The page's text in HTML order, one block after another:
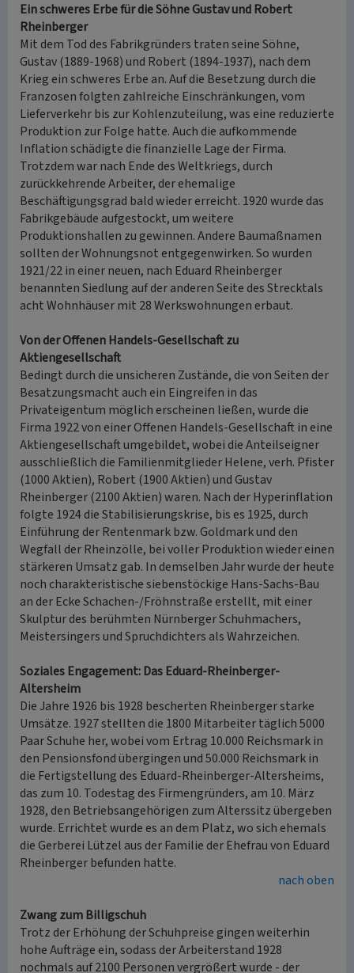
Ein schweres Erbe für die Söhne Gustav und Robert
Rheinberger
Mit dem Tod des Fabrikgründers traten seine Söhne,
Gustav (1889-1968) und Robert (1894-1937), nach dem
Krieg ein schweres Erbe an. Auf die Besetzung durch die
Franzosen folgten zahlreiche Einschränkungen, vom
Lieferverkehr bis zur Kohlenzuteilung, was eine reduzierte
Produktion zur Folge hatte. Auch die aufkommende
Inflation schädigte die finanzielle Lage der Firma.
Trotzdem war nach Ende des Weltkriegs, durch
zurückkehrende Arbeiter, der ehemalige
Beschäftigungsgrad bald wieder erreicht. 1920 wurde das
Fabrikgebäude aufgestockt, um weitere
Produktionshallen zu gewinnen. Andere Baumaßnamen
sollten der Wohnungsnot entgegenwirken. So wurden
1921/22 in einer neuen, nach Eduard Rheinberger
benannten Siedlung auf der anderen Seite des Strecktals
acht Wohnhäuser mit 28 Werkswohnungen erbaut.
Von der Offenen Handels-Gesellschaft zu
Aktiengesellschaft
Bedingt durch die unsicheren Zustände, die von Seiten der
Besatzungsmacht auch ein Eingreifen in das
Privateigentum möglich erscheinen ließen, wurde die
Firma 1922 von einer Offenen Handels-Gesellschaft in eine
Aktiengesellschaft umgebildet, wobei die Anteilseigner
ausschließlich die Familienmitglieder Helene, verh. Pfister
(1000 Aktien), Robert (1900 Aktien) und Gustav
Rheinberger (2100 Aktien) waren. Nach der Hyperinflation
folgte 1924 die Stabilisierungskrise, bis es 1925, durch
Einführung der Rentenmark bzw. Goldmark und den
Wegfall der Rheinzölle, bei voller Produktion wieder einen
stärkeren Umsatz gab. In demselben Jahr wurde der heute
noch charakteristische siebenstöckige Hans-Sachs-Bau
an der Ecke Schachen-/Fröhnstraße erstellt, mit einer
Skulptur des berühmten Nürnberger Schuhmachers,
Meistersingers und Spruchdichters als Wahrzeichen.
Soziales Engagement: Das Eduard-Rheinberger-
Altersheim
Die Jahre 1926 bis 1928 bescherten Rheinberger starke
Umsätze. 1927 stellten die 1800 Mitarbeiter täglich 5000
Paar Schuhe her, wobei vom Ertrag 10.000 Reichsmark in
den Pensionsfond übergingen und 50.000 Reichsmark in
die Fertigstellung des Eduard-Rheinberger-Altersheims,
das zum 10. Todestag des Firmengründers, am 10. März
1928, den Betriebsangehörigen zum Alterssitz übergeben
wurde. Errichtet wurde es an dem Platz, wo sich ehemals
die Gerberei Lützel aus der Familie der Ehefrau von Eduard
Rheinberger befunden hatte.
nach oben
Zwang zum Billigschuh
Trotz der Erhöhung der Schuhpreise gingen weiterhin
hohe Aufträge ein, sodass der Arbeiterstand 1928
nochmals auf 2100 Personen vergrößert wurde - der